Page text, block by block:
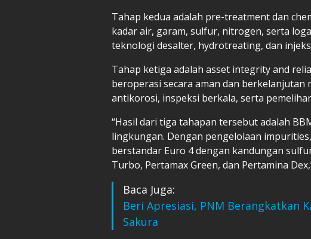
Tahap kedua adalah pre-treatment dan
kadar air, garam, sulfur, nitrogen, serta
teknologi desalter, hydrotreating, dan
Tahap ketiga adalah asset integrity and
beroperasi secara aman dan berkelanjutan
antikorosi, inspeksi berkala, serta
“Hasil dari tiga tahapan tersebut adalah
lingkungan. Dengan pengelolaan
berstandar Euro 4 dengan kandungan
Turbo, Pertamax Green, dan Pertamina
Baca Juga:
Beri Apresiasi, PNM Berangkatkan
Sakura